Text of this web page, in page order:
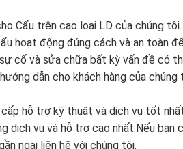
Cẩu trên cao loại LD của chúng
hoạt động đúng cách và an toàn
cố và sửa chữa bất kỳ vấn đề có
dẫn cho khách hàng của chúng
hỗ trợ kỹ thuật và dịch vụ tốt
dịch vụ và hỗ trợ cao nhất.Nếu bạn
ngại liên hệ với chúng tôi.